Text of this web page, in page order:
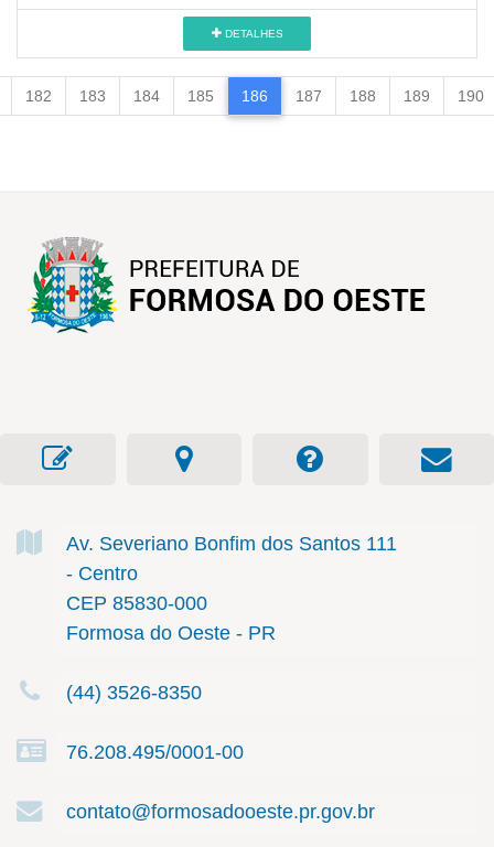
DETALHES
182 183 184 185 186 187 188 189 190
Av. Severiano Bonfim dos Santos 111
- Centro
CEP 85830-000
Formosa do Oeste - PR
(44) 3526-8350
76.208.495/0001-00
contato@formosadooeste.pr.gov.br